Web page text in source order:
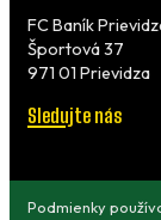
FC Baník
Športová 37
971 01 Prievidza
Sledujte nás
Podmienky